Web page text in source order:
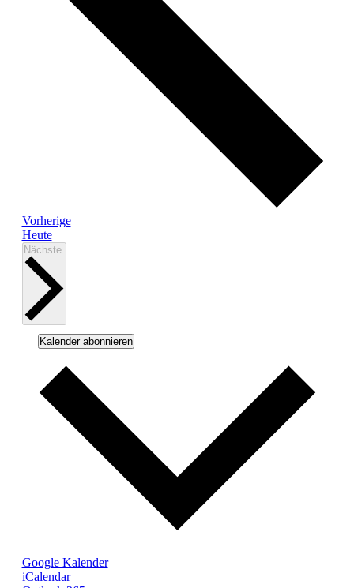
VorherigeVeranstaltungen
Heute
Nächste
Kalender abonnieren
Google Kalender
iCalendar